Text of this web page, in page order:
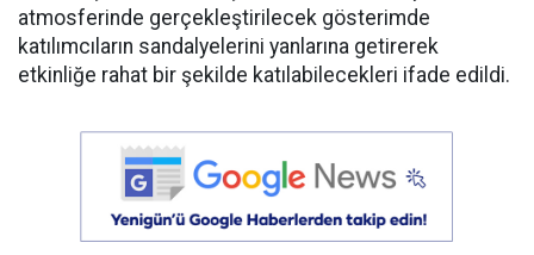
atmosferinde gerçekleştirilecek gösterimde
katılımcıların sandalyelerini yanlarına getirerek
etkinliğe rahat bir şekilde katılabilecekleri ifade edildi.